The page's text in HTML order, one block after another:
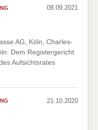
08.09.2021
AG, Köln, Charles-
Dem Registergericht
Aufsichtsrates
21.10.2020